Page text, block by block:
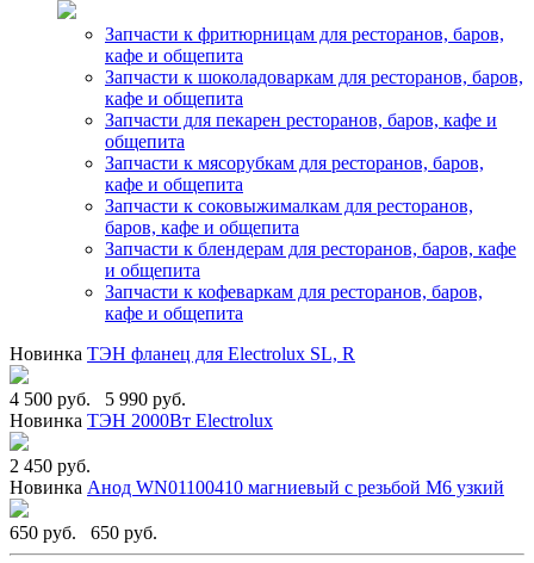
Запчасти к фритюрницам для ресторанов, баров,
кафе и общепита
Запчасти к шоколадоваркам для ресторанов, баров,
кафе и общепита
Запчасти для пекарен ресторанов, баров, кафе и
общепита
Запчасти к мясорубкам для ресторанов, баров,
кафе и общепита
Запчасти к соковыжималкам для ресторанов,
баров, кафе и общепита
Запчасти к блендерам для ресторанов, баров, кафе
и общепита
Запчасти к кофеваркам для ресторанов, баров,
кафе и общепита
Новинка ТЭН фланец для Electrolux SL, R
4 500 руб.
5 990 руб.
Новинка ТЭН 2000Вт Electrolux
2 450 руб.
Новинка Анод WN01100410 магниевый с резьбой М6 узкий
650 руб. 650 руб.